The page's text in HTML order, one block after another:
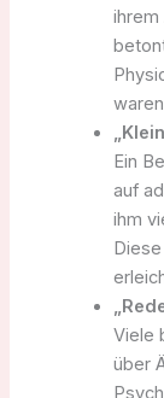
ihrem
Ein
auf
ihm
Viele
über